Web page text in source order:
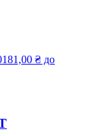
₴ до